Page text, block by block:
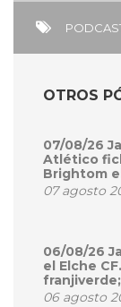
OTROS
07/08/26
Atlético
Brightom
07 agosto
06/08/26
el Elche
06 agosto